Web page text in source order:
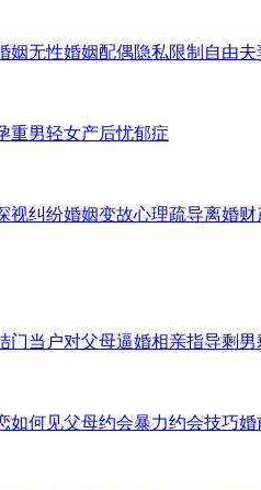
姻无性婚姻配偶隐私限制自由夫
重男轻女产后忧郁症
视纠纷婚姻变故心理疏导离婚财
门当户对父母逼婚相亲指导剩男
如何见父母约会暴力约会技巧婚